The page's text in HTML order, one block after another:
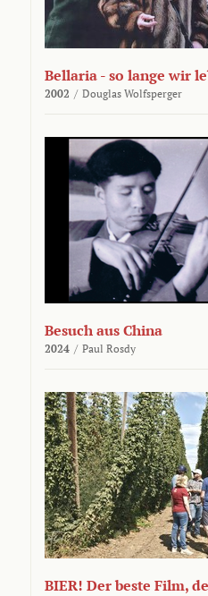
Bellaria - so lange wir
2002 / Douglas Wolfsperger
Besuch aus China
2024 / Paul Rosdy
BIER! Der beste Film,